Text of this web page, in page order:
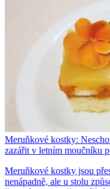
Meruňkové kostky:
zazářit v letním moučníku
Meruňkové kostky jsou
nenápadně, ale u stolu